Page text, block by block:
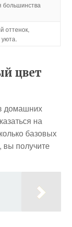
большинства
оттенок,
цвет
домашних
на
базовых
вы получите